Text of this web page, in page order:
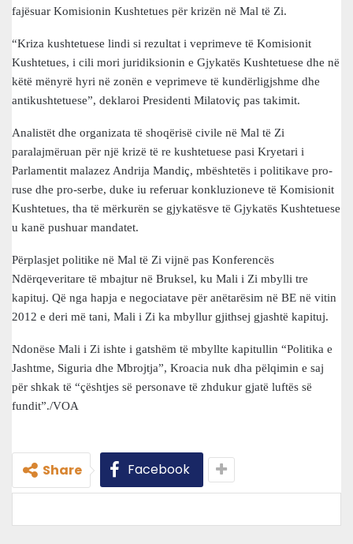
fajësuar Komisionin Kushtetues për krizën në Mal të Zi.
“Kriza kushtetuese lindi si rezultat i veprimeve të Komisionit
Kushtetues, i cili mori juridiksionin e Gjykatës Kushtetuese dhe në
këtë mënyrë hyri në zonën e veprimeve të kundërligjshme dhe
antikushtetuese”, deklaroi Presidenti Milatoviç pas takimit.
Analistët dhe organizata të shoqërisë civile në Mal të Zi
paralajmëruan për një krizë të re kushtetuese pasi Kryetari i
Parlamentit malazez Andrija Mandiç, mbështetës i politikave pro-
ruse dhe pro-serbe, duke iu referuar konkluzioneve të Komisionit
Kushtetues, tha të mërkurën se gjykatësve të Gjykatës Kushtetuese
u kanë pushuar mandatet.
Përplasjet politike në Mal të Zi vijnë pas Konferencës
Ndërqeveritare të mbajtur në Bruksel, ku Mali i Zi mbylli tre
kapituj. Që nga hapja e negociatave për anëtarësim në BE në vitin
2012 e deri më tani, Mali i Zi ka mbyllur gjithsej gjashtë kapituj.
Ndonëse Mali i Zi ishte i gatshëm të mbyllte kapitullin “Politika e
Jashtme, Siguria dhe Mbrojtja”, Kroacia nuk dha pëlqimin e saj
për shkak të “çështjes së personave të zhdukur gjatë luftës së
fundit”./VOA
Share Facebook